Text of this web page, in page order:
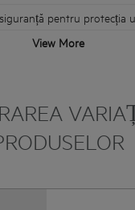
pentru protecția
View More